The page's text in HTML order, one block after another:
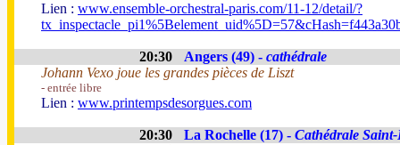
Lien : www.ensemble-orchestral-paris.com/11-12/detail/?
20:30 Angers (49) - cathédrale
Johann Vexo joue les grandes pièces de Liszt
- entrée libre
Lien : www.printempsdesorgues.com
20:30 La Rochelle (17) - Cathédrale